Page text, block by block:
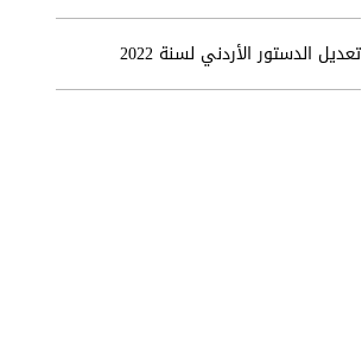
تعديل الدستور الأردني لسنة 2022